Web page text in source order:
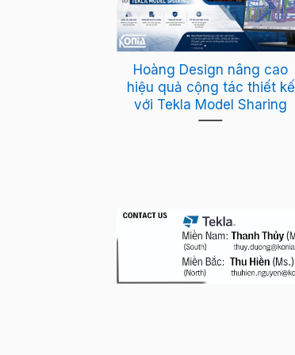
Hoàng Design nâng cao
hiệu quả cộng tác thiết kế
với Tekla Model Sharing